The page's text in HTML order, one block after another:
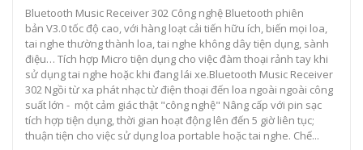
Bluetooth Music Receiver 302 Công nghệ Bluetooth phiên
bản V3.0 tốc độ cao, với hàng loạt cải tiến hữu ích, biến mọi loa,
tai nghe thường thành loa, tai nghe không dây tiện dụng, sành
điệu… Tích hợp Micro tiện dụng cho việc đàm thoại rảnh tay khi
sử dụng tai nghe hoặc khi đang lái xe. ​ Bluetooth Music Receiver
302 Ngồi từ xa phát nhạc từ điện thoại đến loa ngoài ngoài công
suất lớn - một cảm giác thật "công nghệ" Nâng cấp với pin sạc
tích hợp tiện dụng, thời gian hoạt động lên đến 5 giờ liên tục;
thuận tiện cho việc sử dụng loa portable hoặc tai nghe. Chế...